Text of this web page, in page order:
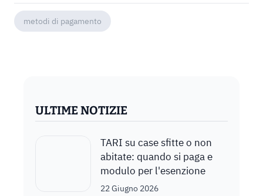
metodi di pagamento
ULTIME NOTIZIE
TARI su case sfitte o non
abitate: quando si paga e
modulo per l'esenzione
22 Giugno 2026